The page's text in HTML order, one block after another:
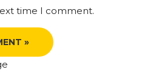
time I comment.